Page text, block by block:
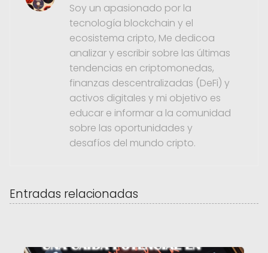
Soy un apasionado por la
tecnología blockchain y el
ecosistema cripto, Me dedicoa
analizar y escribir sobre las últimas
tendencias en criptomonedas,
finanzas descentralizadas (DeFi) y
activos digitales y mi objetivo es
educar e informar a la comunidad
sobre las oportunidades y
desafíos del mundo cripto.
Entradas relacionadas